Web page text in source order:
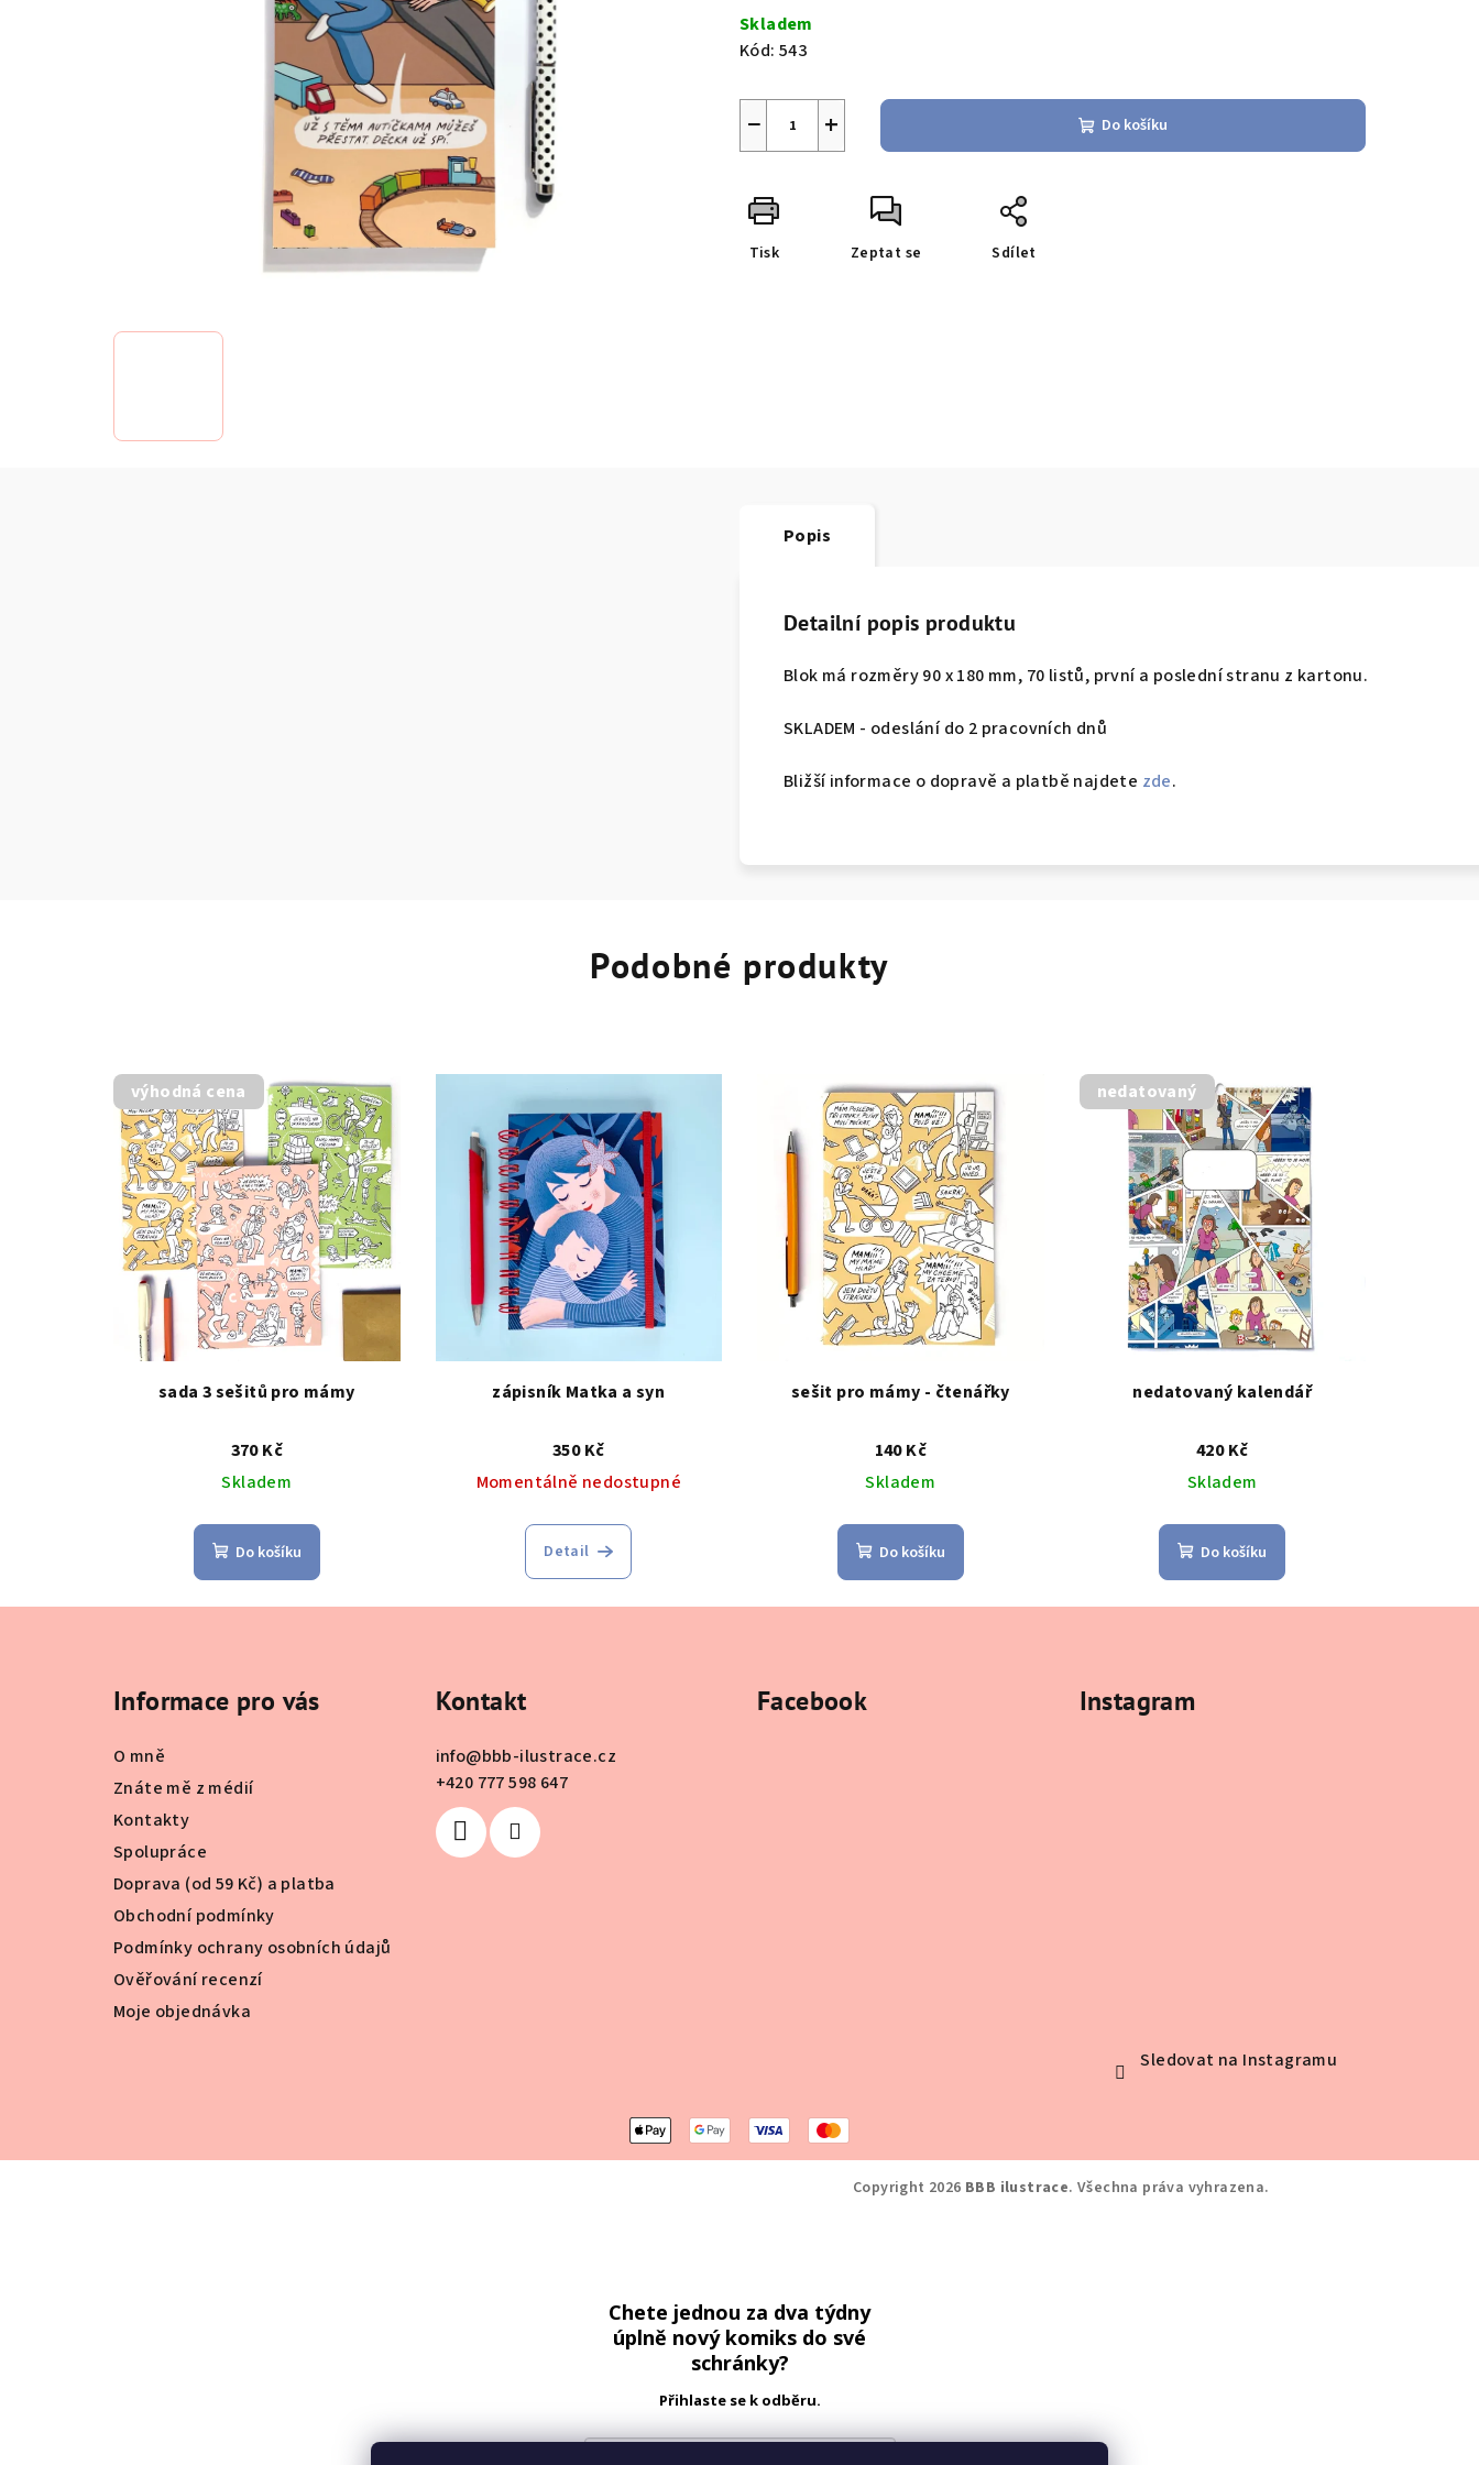
cena:
Skladem
Kód: 543
+
− Do košíku
Tisk Zeptat se Sdílet
Popis
Detailní popis produktu
Blok má rozměry 90 x 180 mm, 70 listů, první a poslední stranu z kartonu.
SKLADEM - odeslání do 2 pracovních dnů
Bližší informace o dopravě a platbě najdete zde.
Podobné produkty
výhodná cena
sada 3 sešitů pro mámy
370 Kč
Skladem
Do košíku
zápisník Matka a syn
350 Kč
Momentálně nedostupné
Detail
sešit pro mámy - čtenářky
140 Kč
Skladem
Do košíku
nedatovaný
nedatovaný kalendář
420 Kč
Skladem
Do košíku
Informace pro vás
O mně
Znáte mě z médií
Kontakty
Spolupráce
Doprava (od 59 Kč) a platba
Obchodní podmínky
Podmínky ochrany osobních údajů
Ověřování recenzí
Moje objednávka
Kontakt
info@bbb-ilustrace.cz
+420 777 598 647
Facebook Instagram
Sledovat na Instagramu
Copyright 2026 BBB ilustrace. Všechna práva vyhrazena.
Chete jednou za dva týdny
úplně nový komiks do své
schránky?
Přihlaste se k odběru.